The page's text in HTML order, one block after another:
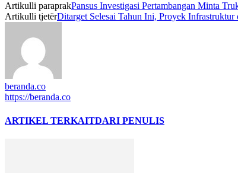
Artikulli paraprakPansus Investigasi Pertambangan Minta
Artikulli tjetërDitarget Selesai Tahun Ini, Proyek
beranda.co
https://beranda.co
ARTIKEL TERKAITDARI PENULIS